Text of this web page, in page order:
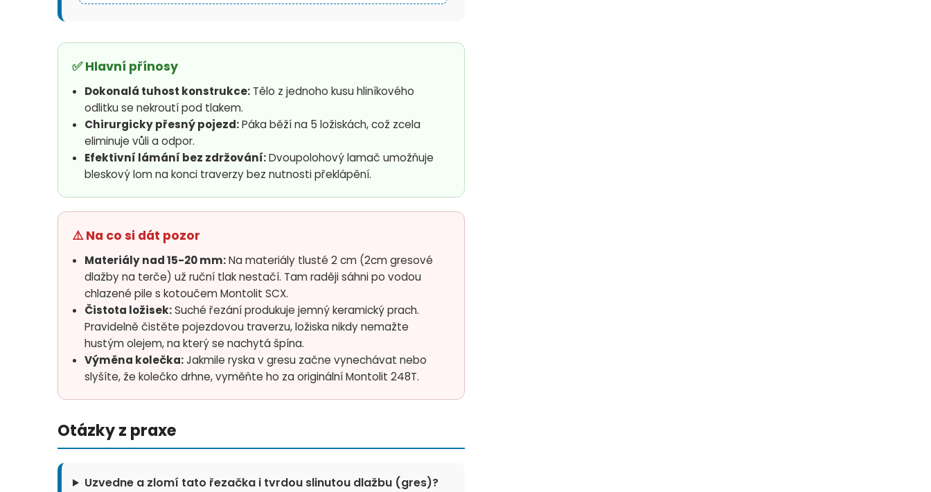
✅ Hlavní přínosy
Dokonalá tuhost konstrukce: Tělo z jednoho kusu hliníkového
odlitku se nekroutí pod tlakem.
Chirurgicky přesný pojezd:Páka běží na 5 ložiskách, což zcela
eliminuje vůli a odpor.
Efektivní lámání bez zdržování:Dvoupolohový lamač umožňuje
bleskový lom na konci traverzy bez nutnosti překlápění.
⚠️ Na co si dát pozor
Materiály nad 15-20 mm:Na materiály tlusté 2 cm (2cm gresové
dlažby na terče) už ruční tlak nestačí. Tam raději sáhni po vodou
chlazené pile s kotoučem Montolit SCX.
Čistota ložisek:Suché řezání produkuje jemný keramický prach.
Pravidelně čistěte pojezdovou traverzu, ložiska nikdy nemažte
hustým olejem, na který se nachytá špína.
Výměna kolečka:Jakmile ryska v gresu začne vynechávat nebo
slyšíte, že kolečko drhne, vyměňte ho za originální Montolit 248T.
Otázky z praxe
Uzvedne a zlomí tato řezačka i tvrdou slinutou dlažbu (gres)?